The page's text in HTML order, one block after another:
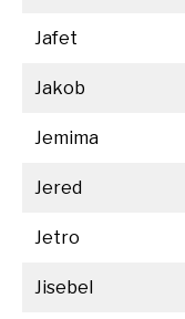
Jafet
Jakob
Jemima
Jered
Jetro
Jisebel